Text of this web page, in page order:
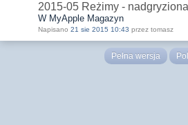
2015-05 Reżimy -
W MyApple Magazyn
Napisano 21 sie 2015 10:43 przez tomasz
Pełna wersja